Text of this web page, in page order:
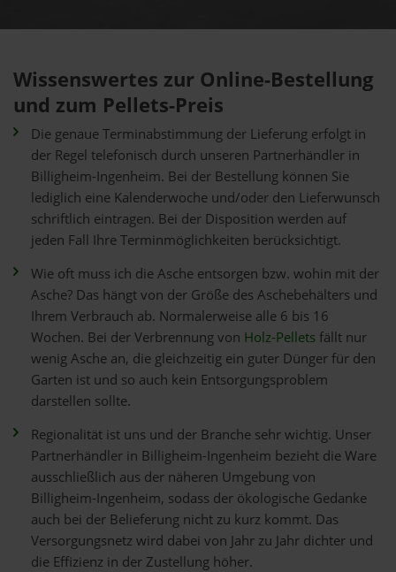
Wissenswertes zur Online-Bestellung
und zum Pellets-Preis
Die genaue Terminabstimmung der Lieferung erfolgt in
der Regel telefonisch durch unseren Partnerhändler in
Billigheim-Ingenheim. Bei der Bestellung können Sie
lediglich eine Kalenderwoche und/oder den Lieferwunsch
schriftlich eintragen. Bei der Disposition werden auf
jeden Fall Ihre Terminmöglichkeiten berücksichtigt.
Wie oft muss ich die Asche entsorgen bzw. wohin mit der
Asche? Das hängt von der Größe des Aschebehälters und
Ihrem Verbrauch ab. Normalerweise alle 6 bis 16
Wochen. Bei der Verbrennung von Holz-Pelletsfällt nur
wenig Asche an, die gleichzeitig ein guter Dünger für den
Garten ist und so auch kein Entsorgungsproblem
darstellen sollte.
Regionalität ist uns und der Branche sehr wichtig. Unser
Partnerhändler in Billigheim-Ingenheim bezieht die Ware
ausschließlich aus der näheren Umgebung von
Billigheim-Ingenheim, sodass der ökologische Gedanke
auch bei der Belieferung nicht zu kurz kommt. Das
Versorgungsnetz wird dabei von Jahr zu Jahr dichter und
die Effizienz in der Zustellung höher.